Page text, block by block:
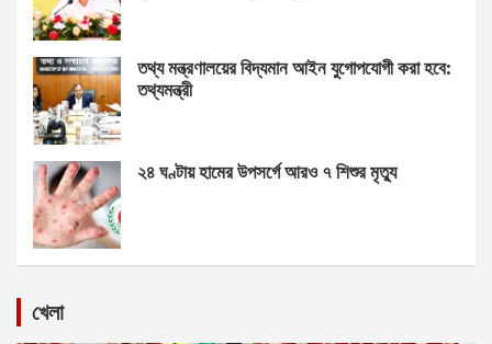
তথ্য মন্ত্রণালয়ের বিদ্যমান আইন যুগোপযোগী করা হবে:
তথ্যমন্ত্রী
২৪ ঘণ্টায় হামের উপসর্গে আরও ৭ শিশুর মৃত্যু
খেলা